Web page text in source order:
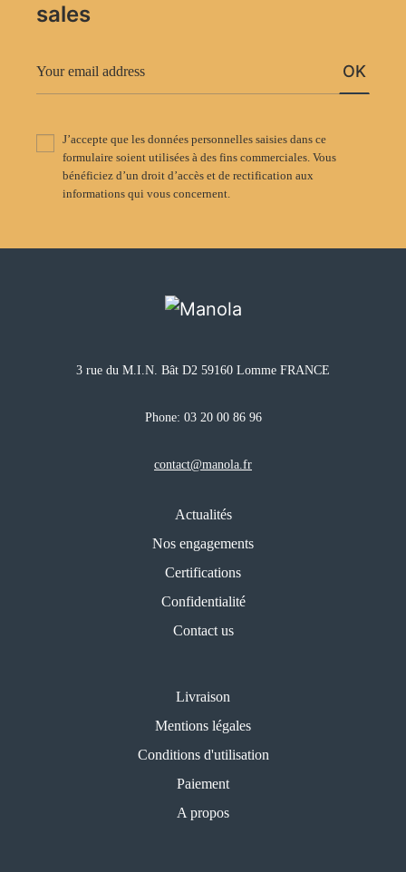
3 rue du M.I.N. Bât D2 59160 Lomme FRANCE
Phone: 03 20 00 86 96
contact@manola.fr
Actualités
Nos engagements
Certifications
Confidentialité
Contact us
Livraison
Mentions légales
Conditions d'utilisation
Paiement
A propos
sales
OK
J’accepte que les données personnelles saisies dans ce
formulaire soient utilisées à des fins commerciales. Vous
bénéficiez d’un droit d’accès et de rectification aux
informations qui vous concernent.